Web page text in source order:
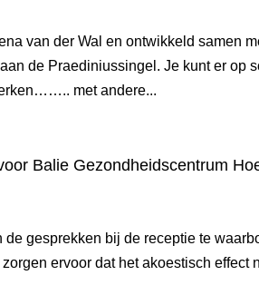
van der Wal en ontwikkeld samen
de Praediniussingel. Je kunt er op
met andere...
Balie Gezondheidscentrum
de gesprekken bij de receptie te
ervoor dat het akoestisch effect